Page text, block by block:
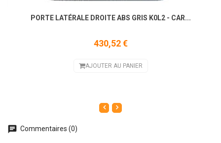
PORTE LATÉRALE DROITE ABS GRIS K0L2 - CAR...
430,52 €
AJOUTER AU PANIER
Commentaires (0)